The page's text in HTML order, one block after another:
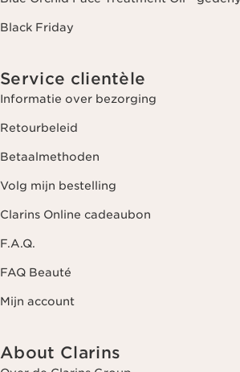
Black Friday
Service clientèle
Informatie over bezorging
Retourbeleid
Betaalmethoden
Volg mijn bestelling
Clarins Online cadeaubon
F.A.Q.
FAQ Beauté
Mijn account
About Clarins